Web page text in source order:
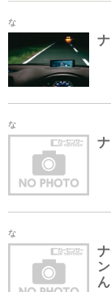
な
な
な